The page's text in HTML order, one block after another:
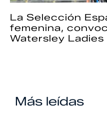
La Selección
femenina,
Watersley Ladies
Más leídas